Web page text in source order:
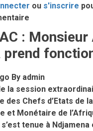
Règlementation
pesticides
en
zone
Trois
importantes
décisions
signées
par
ou s'inscrire
:
prend
By admin
la session
des Chefs d’Etats de
et Monétaire de
s’est tenue à